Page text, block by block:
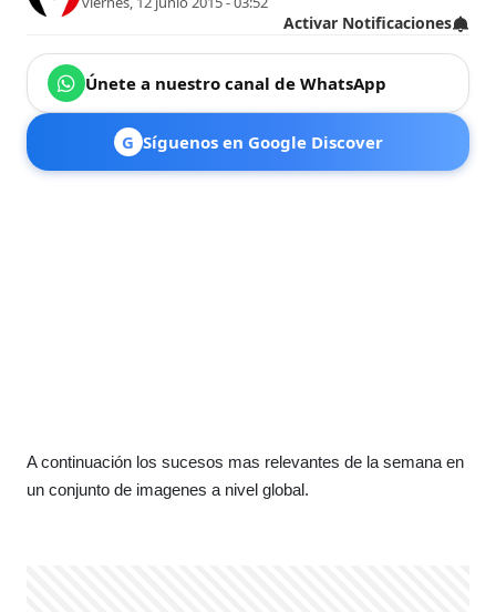
Activar Notificaciones
Únete a nuestro canal de WhatsApp
G Síguenos en Google Discover
A continuación los sucesos mas relevantes de la semana en
un conjunto de imagenes a nivel global.